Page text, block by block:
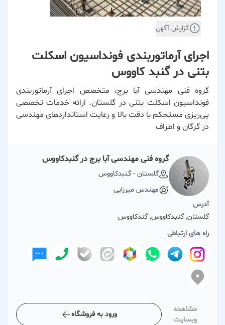
گزارش آگهی
اجرای آرماتوربندی فونداسیون اسکلت
بتنی در گنبد کاووس
گروه فنی مهندسی آبا برج، متخصص اجرای آرماتوربندی
فونداسیون اسکلت بتنی در گلستان. ارائه خدمات تخصصی
پی‌ریزی مستحکم با دقت بالا و رعایت استانداردهای مهندسی
در گرگان و اطراف
گروه فنی مهندسی آبا برج در گنبدکاووس
گلستان - گنبدكاووس
مهندس میرزایی
آدرس
گلستان, گنبدكاووس, گندکاووس
راه های ارتباطی
مشاهده
وبسایت
ورود به فروشگاه